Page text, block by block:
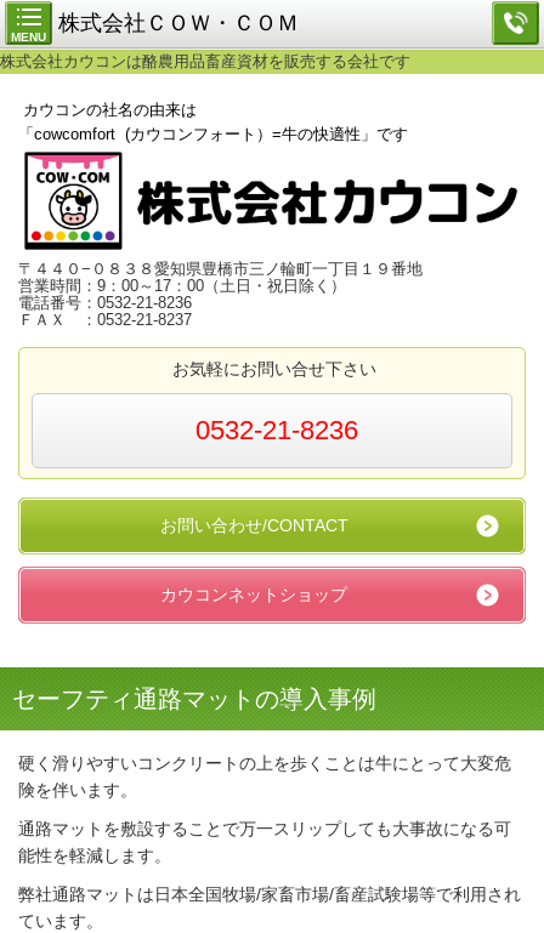
MENU
株式会社ＣＯＷ・ＣＯＭ
株式会社カウコンは酪農用品畜産資材を販売する会社です
カウコンの社名の由来は
「cowcomfort (カウコンフォート）=牛の快適性」です
〒４４０−０８３８愛知県豊橋市三ノ輪町一丁目１９番地
営業時間：9：00～17：00（土日・祝日除く）
電話番号：0532-21-8236
ＦＡＸ ：0532-21-8237
お気軽にお問い合せ下さい
0532-21-8236
お問い合わせ/CONTACT
カウコンネットショップ
セーフティ通路マットの導入事例
硬く滑りやすいコンクリートの上を歩くことは牛にとって大変危
険を伴います。
通路マットを敷設することで万一スリップしても大事故になる可
能性を軽減します。
弊社通路マットは日本全国牧場/家畜市場/畜産試験場等で利用され
ています。